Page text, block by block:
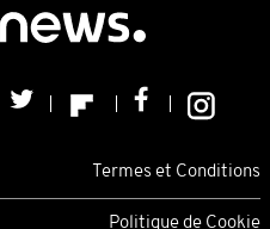
Termes et Conditions
Politique de Cookie